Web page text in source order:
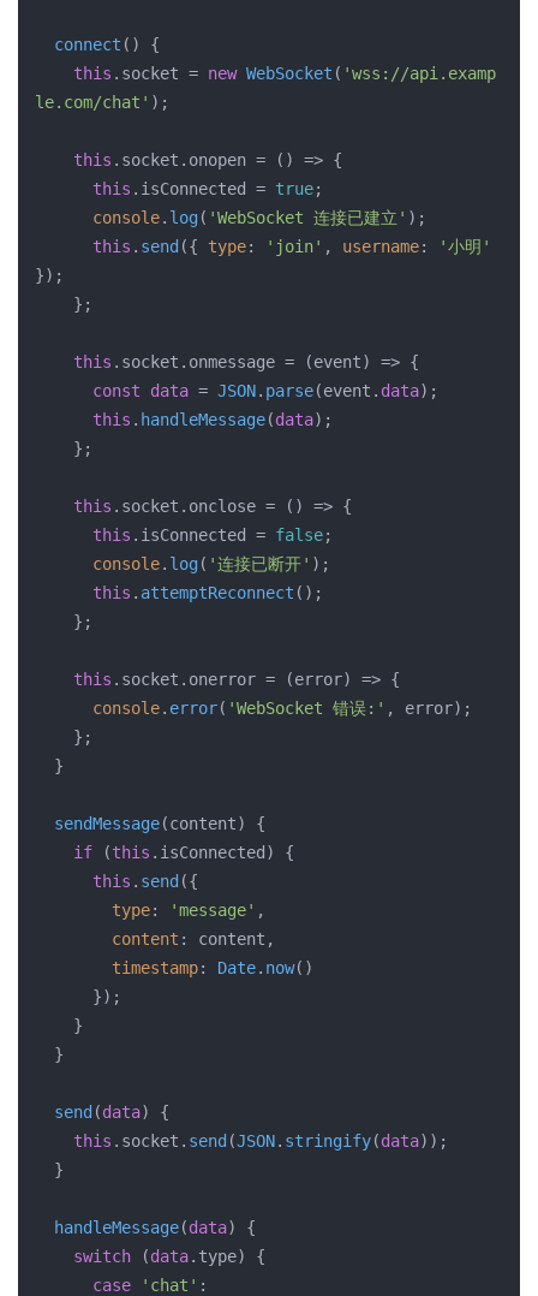
connect ( ) {
this . socket = new WebSocket ( 'wss://api.examp
le.com/chat' );
this . socket . onopen = () => {
this . isConnected = true;
console. log ( 'WebSocket 连接已建立' );
this . send ({ type: 'join' , username:
'小明'
});
this . socket . onmessage = (event) => {
const
data = JSON. parse(event. data);
this . handleMessage(data);
this . socket . onclose = () => {
this . isConnected = false;
console. log ( '连接已断开' );
this . attemptReconnect ();
this . socket . onerror = (error) => {
console. error( 'WebSocket 错误:' , error);
sendMessage(content) {
if (this . isConnected ) {
this . send ({
type: 'message' ,
content : content,
timestamp: Date. now()
send (data) {
this . socket . send (JSON. stringify(data));
handleMessage(data) {
switch (data. type) {
case
'chat' :